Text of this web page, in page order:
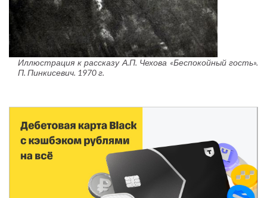
Иллюстрация к рассказу А.П. Чехова «Беспокойный гость».
П. Пинкисевич. 1970 г.